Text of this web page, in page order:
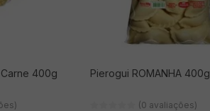
400g Pierogui ROMANHA 400g
(0 avaliações)